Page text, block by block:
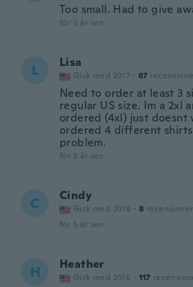
Too small. Had to give
för 5 år sen
L Lisa
Gick med 2017 · 87
Need to order at least 3
regular US size. Im a 2xl
ordered (4xl) just doesnt
ordered 4 different
problem.
för 5 år sen
C Cindy
Gick med 2018 · 8 recensioner
för 5 år sen
H Heather
Gick med 2016 · 117